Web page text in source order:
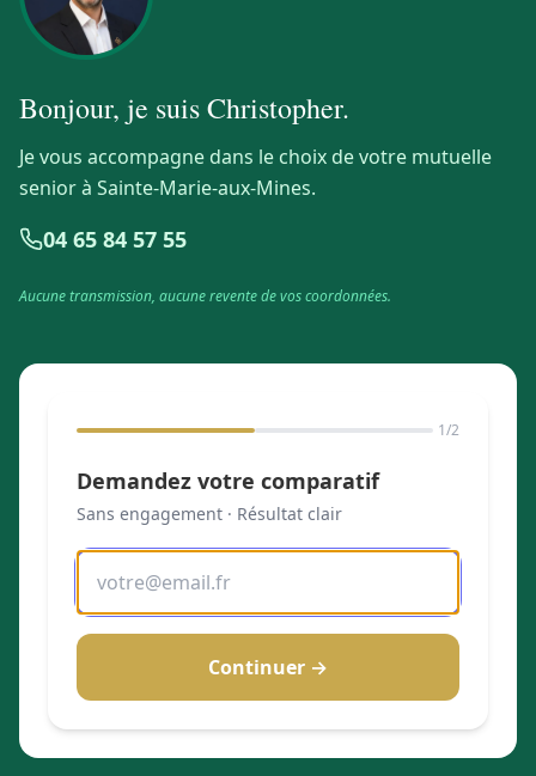
Bonjour, je suisChristopher.
Je vous accompagne dans le choix de votre mutuelle
senior à Sainte-Marie-aux-Mines.
04 65 84 57 55
Aucune transmission, aucune revente de vos coordonnées.
1/2
Demandez votre comparatif
Sans engagement · Résultat clair
Continuer →